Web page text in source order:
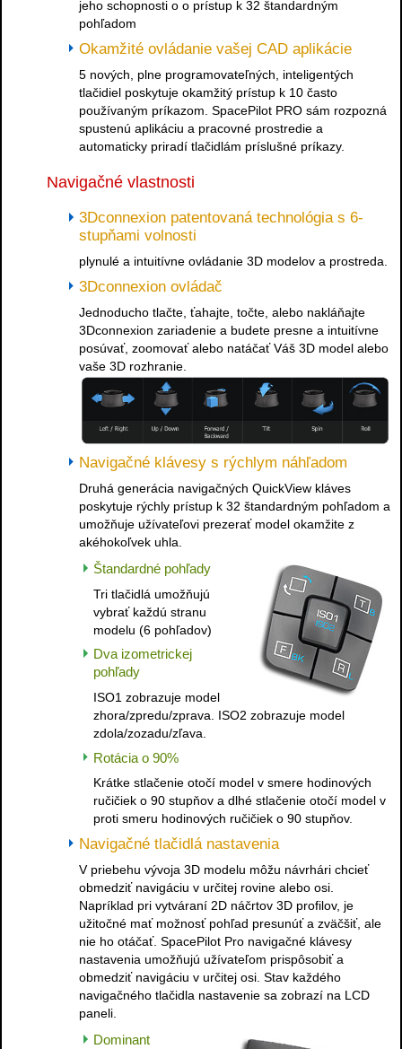
jeho schopnosti o o prístup k 32 štandardným
pohľadom
Okamžité ovládanie vašej CAD aplikácie
5 nových, plne programovateľných, inteligentých
tlačidiel poskytuje okamžitý prístup k 10 často
používaným príkazom. SpacePilot PRO sám rozpozná
spustenú aplikáciu a pracovné prostredie a
automaticky priradí tlačidlám príslušné príkazy.
Navigačné vlastnosti
3Dconnexion patentovaná technológia s 6-
stupňami volnosti
plynulé a intuitívne ovládanie 3D modelov a prostreda.
3Dconnexion ovládač
Jednoducho tlačte, ťahajte, točte, alebo nakláňajte
3Dconnexion zariadenie a budete presne a intuitívne
posúvať, zoomovať alebo natáčať Váš 3D model alebo
vaše 3D rozhranie.
Navigačné klávesy s rýchlym náhľadom
Druhá generácia navigačných QuickView kláves
poskytuje rýchly prístup k 32 štandardným pohľadom a
umožňuje užívateľovi prezerať model okamžite z
akéhokoľvek uhla.
Štandardné pohľady
Tri tlačidlá umožňujú
vybrať každú stranu
modelu (6 pohľadov)
Dva izometrickej
pohľady
ISO1 zobrazuje model
zhora/zpredu/zprava. ISO2 zobrazuje model
zdola/zozadu/zľava.
Rotácia o 90%
Krátke stlačenie otočí model v smere hodinových
ručičiek o 90 stupňov a dlhé stlačenie otočí model v
proti smeru hodinových ručičiek o 90 stupňov.
Navigačné tlačidlá nastavenia
V priebehu vývoja 3D modelu môžu návrhári chcieť
obmedziť navigáciu v určitej rovine alebo osi.
Napríklad pri vytváraní 2D náčrtov 3D profilov, je
užitočné mať možnosť pohľad presunúť a zväčšiť, ale
nie ho otáčať. SpacePilot Pro navigačné klávesy
nastavenia umožňujú užívateľom prispôsobiť a
obmedziť navigáciu v určitej osi. Stav každého
navigačného tlačidla nastavenie sa zobrazí na LCD
paneli.
Dominant